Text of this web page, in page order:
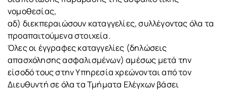
νομοθεσίας,
αδ) διεκπεραιώσουν καταγγελίες, συλλέγοντας όλα τα
προαπαιτούμενα στοιχεία.
Όλες οι έγγραφες καταγγελίες (δηλώσεις
απασχόλησης ασφαλισμένων) αμέσως μετά την
είσοδό τους στην Υπηρεσία χρεώνονται από τον
Διευθυντή σε όλα τα Τμήματα Ελέγχων βάσει